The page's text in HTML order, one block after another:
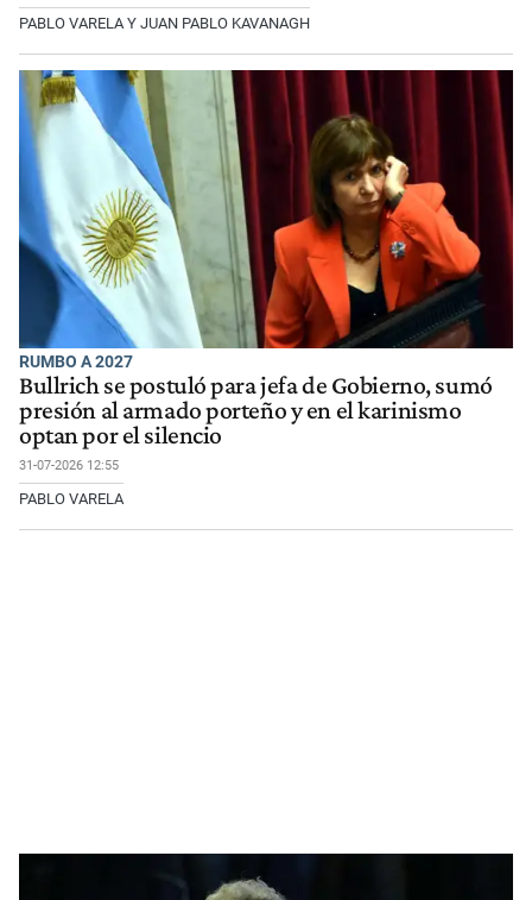
PABLO VARELA Y JUAN PABLO KAVANAGH
RUMBO A 2027
Bullrich se postuló para jefa de Gobierno, sumó
presión al armado porteño y en el karinismo
optan por el silencio
31-07-2026 12:55
PABLO VARELA